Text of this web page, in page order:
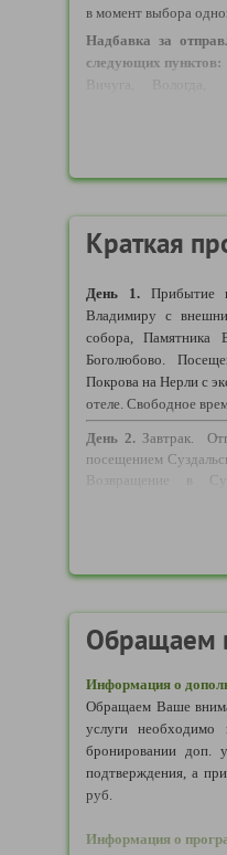
в момент выбора
Надбавка за
следующих пунктов:
Вичуга, Вологда,
Надбавка за
Александров, Ковров,
Надбавка за
следующих пунктов:
Надбавка за
следующих пунктов:
Балашиха, Коломна,
Павловский Посад,
Информация по
что транспортное
следующими видами
зависимости от
Рассадка,
(по туру может быть
вместимости).
Краткая
День 1.Прибытие
Владимиру с
собора, Памятника
Боголюбово.
Покрова на Нерли с
отеле. Свободное
День 2. Завтрак.
посещением
Возвращение в
Обращаем
Информация о
Обращаем Ваше
услуги необходимо
бронировании доп.
подтверждения, а
руб.
Информация о